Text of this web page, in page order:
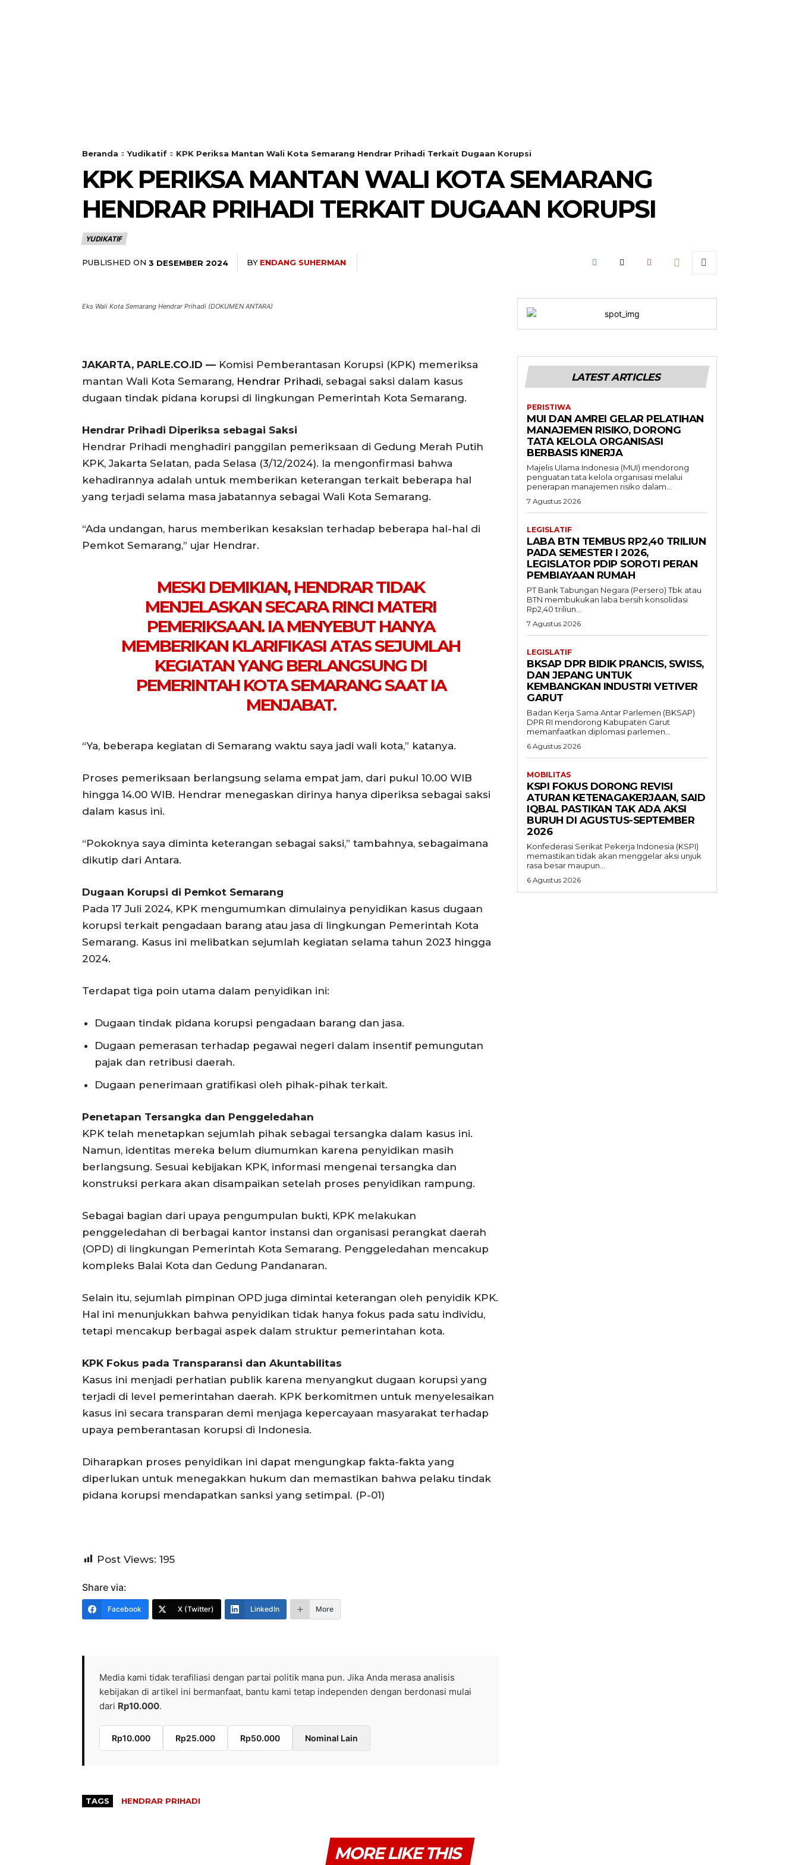
Beranda Yudikatif KPK Periksa Mantan Wali Kota Semarang Hendrar Prihadi Terkait Dugaan Korupsi
KPK PERIKSA MANTAN WALI KOTA SEMARANG
HENDRAR PRIHADI TERKAIT DUGAAN KORUPSI
YUDIKATIF
PUBLISHED ON 3 DESEMBER 2024 BY ENDANG SUHERMAN
Eks Wali Kota Semarang Hendrar Prihadi (DOKUMEN ANTARA)
JAKARTA, PARLE.CO.ID — Komisi Pemberantasan Korupsi (KPK) memeriksa
mantan Wali Kota Semarang, Hendrar Prihadi, sebagai saksi dalam kasus
dugaan tindak pidana korupsi di lingkungan Pemerintah Kota Semarang.
Hendrar Prihadi Diperiksa sebagai Saksi
Hendrar Prihadi menghadiri panggilan pemeriksaan di Gedung Merah Putih
KPK, Jakarta Selatan, pada Selasa (3/12/2024). Ia mengonfirmasi bahwa
kehadirannya adalah untuk memberikan keterangan terkait beberapa hal
yang terjadi selama masa jabatannya sebagai Wali Kota Semarang.
“Ada undangan, harus memberikan kesaksian terhadap beberapa hal-hal di
Pemkot Semarang,” ujar Hendrar.
MESKI DEMIKIAN, HENDRAR TIDAK
MENJELASKAN SECARA RINCI MATERI
PEMERIKSAAN. IA MENYEBUT HANYA
MEMBERIKAN KLARIFIKASI ATAS SEJUMLAH
KEGIATAN YANG BERLANGSUNG DI
PEMERINTAH KOTA SEMARANG SAAT IA
MENJABAT.
“Ya, beberapa kegiatan di Semarang waktu saya jadi wali kota,” katanya.
Proses pemeriksaan berlangsung selama empat jam, dari pukul 10.00 WIB
hingga 14.00 WIB. Hendrar menegaskan dirinya hanya diperiksa sebagai saksi
dalam kasus ini.
“Pokoknya saya diminta keterangan sebagai saksi,” tambahnya, sebagaimana
dikutip dari Antara.
Dugaan Korupsi di Pemkot Semarang
Pada 17 Juli 2024, KPK mengumumkan dimulainya penyidikan kasus dugaan
korupsi terkait pengadaan barang atau jasa di lingkungan Pemerintah Kota
Semarang. Kasus ini melibatkan sejumlah kegiatan selama tahun 2023 hingga
2024.
Terdapat tiga poin utama dalam penyidikan ini:
Dugaan tindak pidana korupsi pengadaan barang dan jasa.
Dugaan pemerasan terhadap pegawai negeri dalam insentif pemungutan
pajak dan retribusi daerah.
Dugaan penerimaan gratifikasi oleh pihak-pihak terkait.
Penetapan Tersangka dan Penggeledahan
KPK telah menetapkan sejumlah pihak sebagai tersangka dalam kasus ini.
Namun, identitas mereka belum diumumkan karena penyidikan masih
berlangsung. Sesuai kebijakan KPK, informasi mengenai tersangka dan
konstruksi perkara akan disampaikan setelah proses penyidikan rampung.
Sebagai bagian dari upaya pengumpulan bukti, KPK melakukan
penggeledahan di berbagai kantor instansi dan organisasi perangkat daerah
(OPD) di lingkungan Pemerintah Kota Semarang. Penggeledahan mencakup
kompleks Balai Kota dan Gedung Pandanaran.
Selain itu, sejumlah pimpinan OPD juga dimintai keterangan oleh penyidik KPK.
Hal ini menunjukkan bahwa penyidikan tidak hanya fokus pada satu individu,
tetapi mencakup berbagai aspek dalam struktur pemerintahan kota.
KPK Fokus pada Transparansi dan Akuntabilitas
Kasus ini menjadi perhatian publik karena menyangkut dugaan korupsi yang
terjadi di level pemerintahan daerah. KPK berkomitmen untuk menyelesaikan
kasus ini secara transparan demi menjaga kepercayaan masyarakat terhadap
upaya pemberantasan korupsi di Indonesia.
Diharapkan proses penyidikan ini dapat mengungkap fakta-fakta yang
diperlukan untuk menegakkan hukum dan memastikan bahwa pelaku tindak
pidana korupsi mendapatkan sanksi yang setimpal. (P-01)
Post Views: 195
Share via:
Facebook X (Twitter) LinkedIn More
Media kami tidak terafiliasi dengan partai politik mana pun. Jika Anda merasa analisis
kebijakan di artikel ini bermanfaat, bantu kami tetap independen dengan berdonasi mulai
dari Rp10.000.
Rp10.000 Rp25.000 Rp50.000 Nominal Lain
TAGS HENDRAR PRIHADI
LATEST ARTICLES
PERISTIWA
MUI DAN AMREI GELAR PELATIHAN
MANAJEMEN RISIKO, DORONG
TATA KELOLA ORGANISASI
BERBASIS KINERJA
Majelis Ulama Indonesia (MUI) mendorong
penguatan tata kelola organisasi melalui
penerapan manajemen risiko dalam...
7 Agustus 2026
LEGISLATIF
LABA BTN TEMBUS RP2,40 TRILIUN
PADA SEMESTER I 2026,
LEGISLATOR PDIP SOROTI PERAN
PEMBIAYAAN RUMAH
PT Bank Tabungan Negara (Persero) Tbk atau
BTN membukukan laba bersih konsolidasi
Rp2,40 triliun...
7 Agustus 2026
LEGISLATIF
BKSAP DPR BIDIK PRANCIS, SWISS,
DAN JEPANG UNTUK
KEMBANGKAN INDUSTRI VETIVER
GARUT
Badan Kerja Sama Antar Parlemen (BKSAP)
DPR RI mendorong Kabupaten Garut
memanfaatkan diplomasi parlemen...
6 Agustus 2026
MOBILITAS
KSPI FOKUS DORONG REVISI
ATURAN KETENAGAKERJAAN, SAID
IQBAL PASTIKAN TAK ADA AKSI
BURUH DI AGUSTUS-SEPTEMBER
2026
Konfederasi Serikat Pekerja Indonesia (KSPI)
memastikan tidak akan menggelar aksi unjuk
rasa besar maupun...
6 Agustus 2026
MORE LIKE THIS